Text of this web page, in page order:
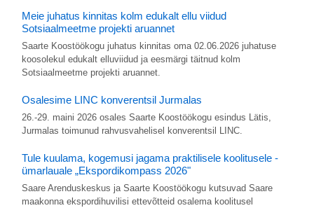
Meie juhatus kinnitas kolm edukalt ellu viidud
Sotsiaalmeetme projekti aruannet
Saarte Koostöökogu juhatus kinnitas oma 02.06.2026 juhatuse
koosolekul edukalt elluviidud ja eesmärgi täitnud kolm
Sotsiaalmeetme projekti aruannet.
Osalesime LINC konverentsil Jurmalas
26.-29. maini 2026 osales Saarte Koostöökogu esindus Lätis,
Jurmalas toimunud rahvusvahelisel konverentsil LINC.
Tule kuulama, kogemusi jagama praktilisele koolitusele -
ümarlauale „Ekspordikompass 2026"
Saare Arenduskeskus ja Saarte Koostöökogu kutsuvad Saare
maakonna ekspordihuvilisi ettevõtteid osalema koolitusel